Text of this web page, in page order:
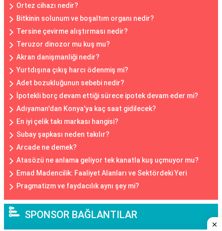
Ortez cihazı nedir?
Bitkinin solunum ve boşaltım organı nedir?
Tersine çevirme alıştırması nedir?
Teruzor dinozor mu kuş mu?
Akran danişmanliği nedir?
Yurtdışına çıkış harcı ödenmiş mi?
Adet bozukluğunun sebebi nedir?
İpotekli borç devam ettiği sürece ipotek devam eder mi?
Adıyaman'dan Konya'ya kaç saat gidilecek?
En iyi çelik takı markası hangisi?
Subay şapkası neden takılır?
Arcade ne demek?
Atasözü ne anlama geliyor tek kanatla kuş uçmuyor mu?
Emad Madencilik: Faaliyet Alanları ve Sektördeki Yeri
Pragmatizm ve faydacılık aynı şey mi?
SPONSOR BAĞLANTILAR